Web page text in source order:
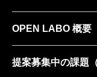
OPEN LABO 概要
提案募集中の課題